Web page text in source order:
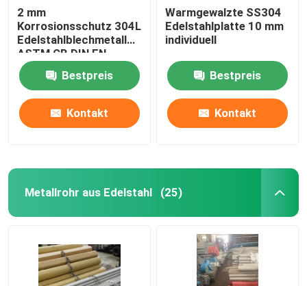
2 mm
Korrosionsschutz 304L
Edelstahlblechmetall
ASTM GB DIN EN
Standard
Bestpreis
Kontakt
Warmgewalzte SS304
Edelstahlplatte 10 mm
individuell
Bestpreis
Kontakt
Metallrohr aus Edelstahl (25)